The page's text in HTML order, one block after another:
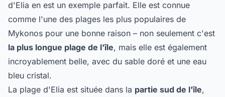
d'Elia en est un exemple parfait. Elle est connue
comme l'une des plages les plus populaires de
Mykonos pour une bonne raison – non seulement c'est
la plus longue plage de l'île, mais elle est également
incroyablement belle, avec du sable doré et une eau
bleu cristal.
La plage d'Elia est située dans la partie sud de l'île,